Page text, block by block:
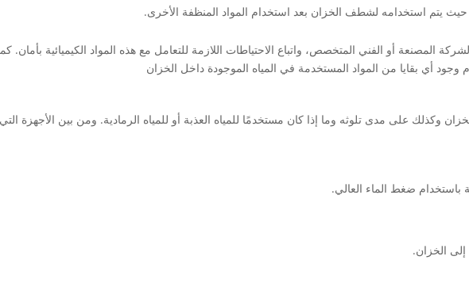
يتم استخدامه لشطف الخزان بعد استخدام المواد المنظفة الأخرى.
المصنعة أو الفني المتخصص، واتباع الاحتياطات اللازمة للتعامل مع هذه المواد الكيميائية
وجود أي بقايا من المواد المستخدمة في المياه الموجودة داخل الخزان
وكذلك على مدى تلوثه وما إذا كان مستخدمًا للمياه العذبة أو للمياه الرمادية. ومن بين الأجهزة
ضغط الماء العالي.
الخزان.